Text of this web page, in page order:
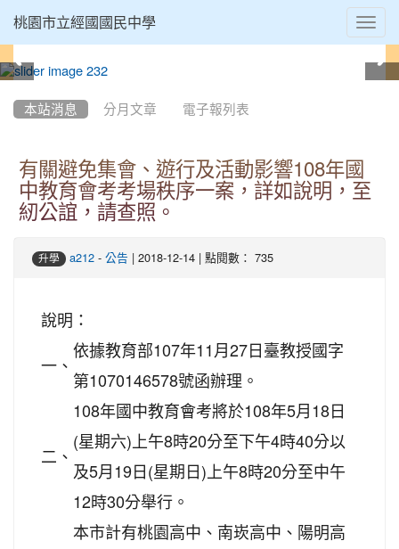
桃園市立經國國民中學
本站消息 分月文章 電子報列表
有關避免集會、遊行及活動影響108年國
中教育會考考場秩序一案，詳如說明，至
紉公誼，請查照。
升學 a212 - 公告 | 2018-12-14 | 點閱數： 735
說明：
一、
依據教育部107年11月27日臺教授國字
第1070146578號函辦理。
二、
108年國中教育會考將於108年5月18日
(星期六)上午8時20分至下午4時40分以
及5月19日(星期日)上午8時20分至中午
12時30分舉行。
本市計有桃園高中、南崁高中、陽明高